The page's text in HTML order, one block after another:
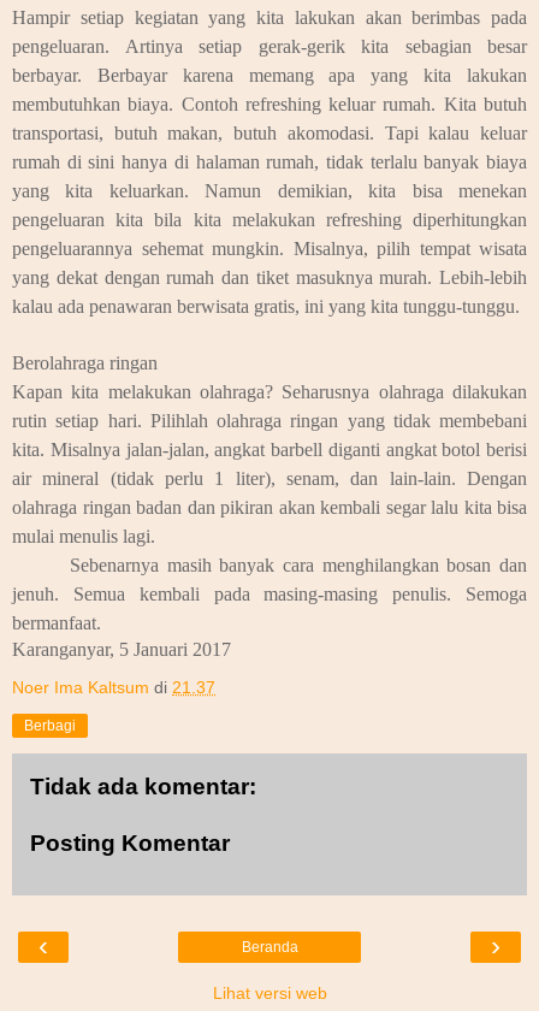
Hampir setiap kegiatan yang kita lakukan akan berimbas pada
pengeluaran. Artinya setiap gerak-gerik kita sebagian besar
berbayar. Berbayar karena memang apa yang kita lakukan
membutuhkan biaya. Contoh refreshing keluar rumah. Kita butuh
transportasi, butuh makan, butuh akomodasi. Tapi kalau keluar
rumah di sini hanya di halaman rumah, tidak terlalu banyak biaya
yang kita keluarkan. Namun demikian, kita bisa menekan
pengeluaran kita bila kita melakukan refreshing diperhitungkan
pengeluarannya sehemat mungkin. Misalnya, pilih tempat wisata
yang dekat dengan rumah dan tiket masuknya murah. Lebih-lebih
kalau ada penawaran berwisata gratis, ini yang kita tunggu-tunggu.
Berolahraga ringan
Kapan kita melakukan olahraga? Seharusnya olahraga dilakukan
rutin setiap hari. Pilihlah olahraga ringan yang tidak membebani
kita. Misalnya jalan-jalan, angkat barbell diganti angkat botol berisi
air mineral (tidak perlu 1 liter), senam, dan lain-lain. Dengan
olahraga ringan badan dan pikiran akan kembali segar lalu kita bisa
mulai menulis lagi.
Sebenarnya masih banyak cara menghilangkan bosan dan
jenuh. Semua kembali pada masing-masing penulis. Semoga
bermanfaat.
Karanganyar, 5 Januari 2017
Noer Ima Kaltsum di 21.37
Berbagi
Tidak ada komentar:
Posting Komentar
‹ ›
Beranda
Lihat versi web